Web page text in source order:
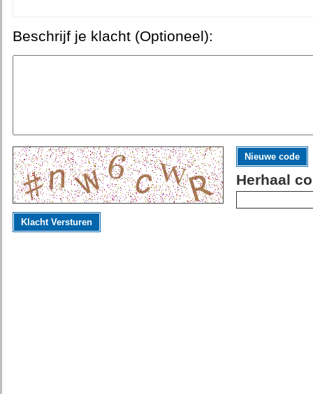
Beschrijf je klacht (Optioneel):
Nieuwe code
Herhaal
Klacht Versturen